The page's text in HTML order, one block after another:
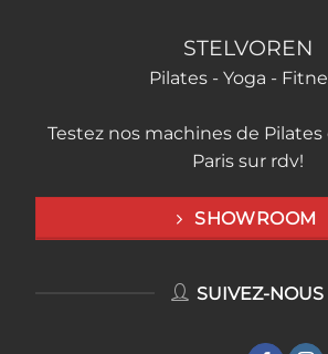
STELVOREN
Pilates - Yoga -
Testez nos machines de Pilates
Paris sur rdv!
SHOWROOM
SUIVEZ-NOUS